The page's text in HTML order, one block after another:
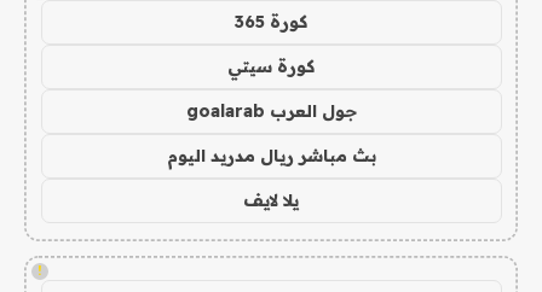
كورة 365
كورة سيتي
جول العرب goalarab
بث مباشر ريال مدريد اليوم
يلا لايف
!